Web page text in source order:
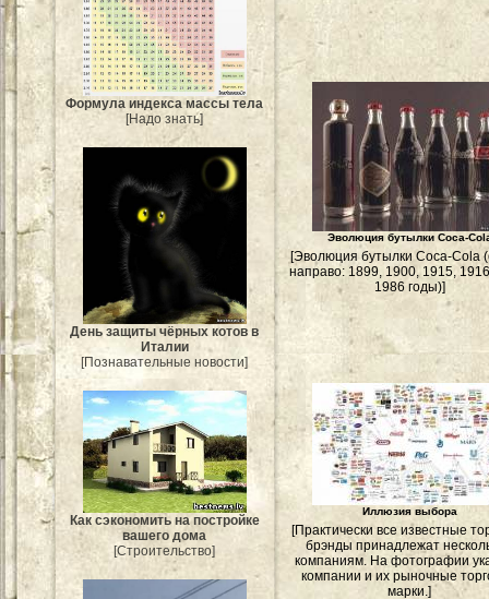
Формула индекса массы тела
[Надо знать]
День защиты чёрных котов в
Италии
[Познавательные новости]
Как сэкономить на постройке
вашего дома
[Строительство]
Эволюция бутылки Coca-
[Эволюция бутылки Coca-Cola
направо: 1899, 1900, 1915,
1986 годы)]
Иллюзия выбора
[Практически все известные
брэнды принадлежат
компаниям. На фотографии
компании и их рыночные
марки.]